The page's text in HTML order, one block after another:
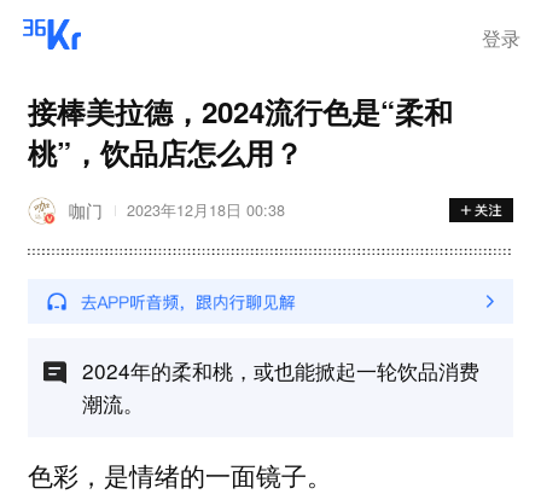
登录
接棒美拉德，2024流行色是“柔和
桃”，饮品店怎么用？
咖门 2023年12月18日 00:38
2024年的柔和桃，或也能掀起一轮饮品消费
潮流。
色彩，是情绪的一面镜子。